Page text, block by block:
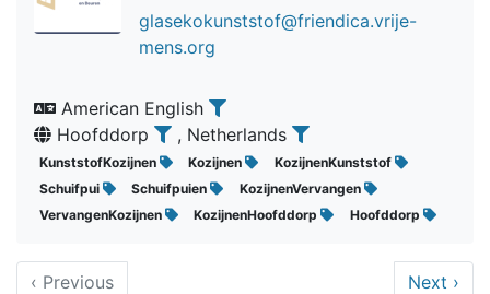
glasekokunststof@friendica.vrije-
mens.org
American English
Hoofddorp
, Netherlands
KunststofKozijnen Kozijnen
KozijnenKunststof
Schuifpui
Schuifpuien
KozijnenVervangen
VervangenKozijnen
KozijnenHoofddorp Hoofddorp
‹ Previous Next ›